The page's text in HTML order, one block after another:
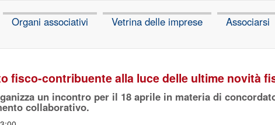
Organi associativi Vetrina delle imprese Associarsi
fisco-contribuente alla luce delle ultime novità
un incontro per il 18 aprile in materia di
collaborativo.